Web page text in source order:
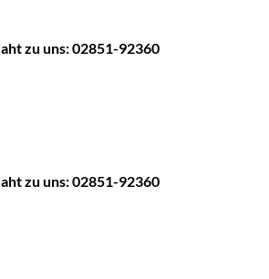
zu uns: 02851-92360
zu uns: 02851-92360